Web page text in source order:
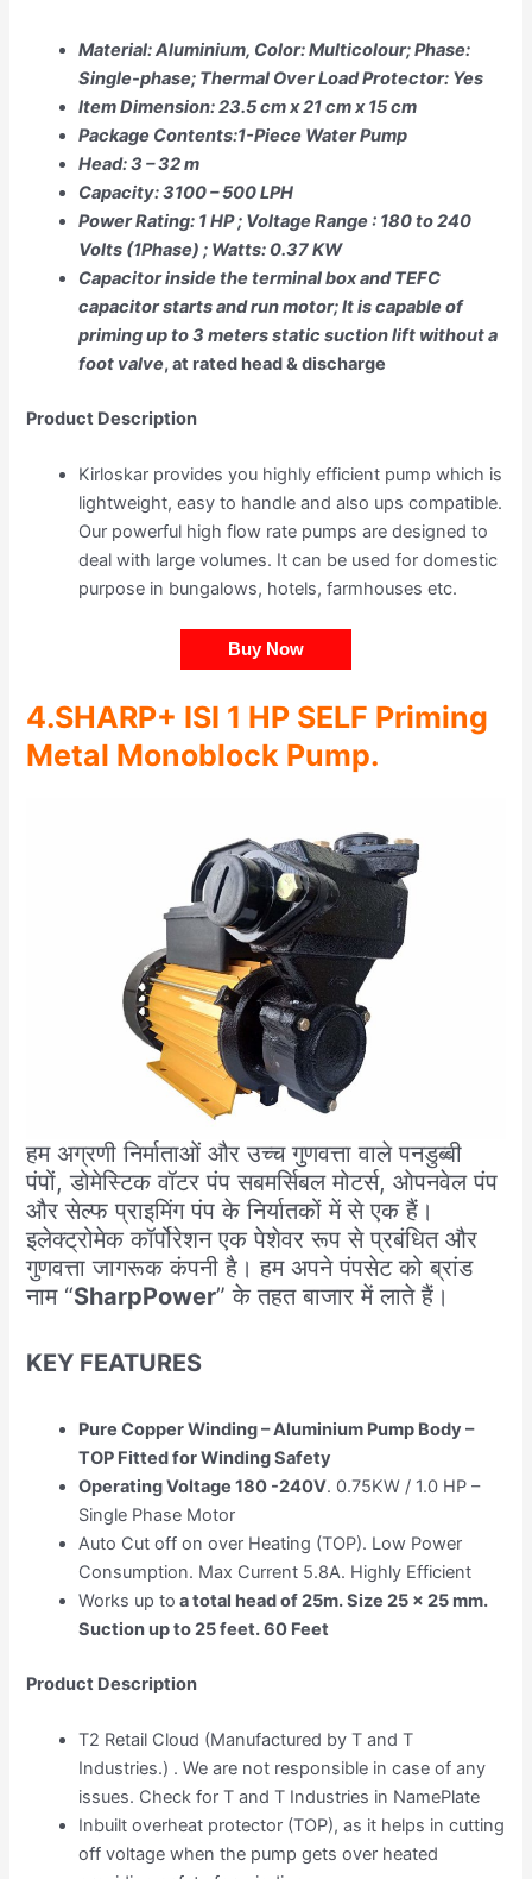
Material: Aluminium, Color: Multicolour; Phase:
Single-phase; Thermal Over Load Protector: Yes
Item Dimension: 23.5 cm x 21 cm x 15 cm
Package Contents:1-Piece Water Pump
Head: 3 – 32 m
Capacity: 3100 – 500 LPH
Power Rating: 1 HP ; Voltage Range : 180 to 240
Volts (1Phase) ; Watts: 0.37 KW
Capacitor inside the terminal box and TEFC
capacitor starts and run motor; It is capable of
priming up to 3 meters static suction lift without a
foot valve, at rated head & discharge
Product Description
Kirloskar provides you highly efficient pump which is
lightweight, easy to handle and also ups compatible.
Our powerful high flow rate pumps are designed to
deal with large volumes. It can be used for domestic
purpose in bungalows, hotels, farmhouses etc.
Buy Now
4.SHARP+ ISI 1 HP SELF Priming
Metal Monoblock Pump.
हम अग्रणी निर्माताओं और उच्च गुणवत्ता वाले पनडुब्बी
पंपों, डोमेस्टिक वॉटर पंप सबमर्सिबल मोटर्स, ओपनवेल पंप
और सेल्फ प्राइमिंग पंप के निर्यातकों में से एक हैं।
इलेक्ट्रोमेक कॉर्पोरेशन एक पेशेवर रूप से प्रबंधित और
गुणवत्ता जागरूक कंपनी है। हम अपने पंपसेट को ब्रांड
नाम “SharpPower” के तहत बाजार में लाते हैं।
KEY FEATURES
Pure Copper Winding – Aluminium Pump Body –
TOP Fitted for Winding Safety
Operating Voltage 180 -240V. 0.75KW / 1.0 HP –
Single Phase Motor
Auto Cut off on over Heating (TOP). Low Power
Consumption. Max Current 5.8A. Highly Efficient
Works up to a total head of 25m. Size 25 x 25 mm.
Suction up to 25 feet. 60 Feet
Product Description
T2 Retail Cloud (Manufactured by T and T
Industries.) . We are not responsible in case of any
issues. Check for T and T Industries in NamePlate
Inbuilt overheat protector (TOP), as it helps in cutting
off voltage when the pump gets over heated